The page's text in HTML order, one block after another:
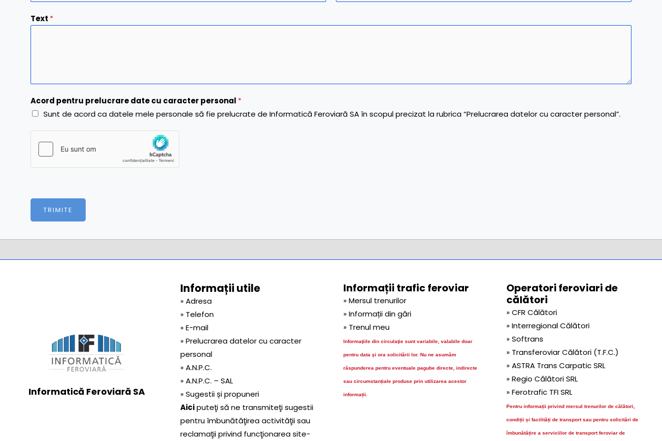
m
E
Text *
Acord pentru prelucrare date cu caracter personal *
Sunt de acord ca datele mele personale să fie prelucrate de Informatică Feroviară SA în scopul precizat la rubrica “Prelucrarea datelor cu caracter personal”.
TRIMITE
Informatică Feroviară SA
Informații utile
» Adresa
» Telefon
» E-mail
» Prelucrarea datelor cu caracter
personal
» A.N.P.C.
» A.N.P.C. – SAL
» Sugestii și propuneri
Aiciputeţi să ne transmiteţi sugestii
pentru îmbunătăţirea activităţii sau
reclamaţii privind funcţionarea site-
Informații trafic feroviar
» Mersul trenurilor
» Informații din gări
» Trenul meu
Informaţiile din circulaţie sunt variabile, valabile doar
pentru data şi ora solicitării lor. Nu ne asumăm
răspunderea pentru eventuale pagube directe, indirecte
sau circumstanțiale produse prin utilizarea acestor
informații.
Operatori feroviari de
călători
» CFR Călători
» Interregional Călători
» Softrans
» Transferoviar Călători (T.F.C.)
» ASTRA Trans Carpatic SRL
» Regio Călători SRL
» Ferotrafic TFI SRL
Pentru informații privind mersul trenurilor de călători,
condiții și facilități de transport sau pentru solicitări de
îmbunătățire a serviciilor de transport feroviar de